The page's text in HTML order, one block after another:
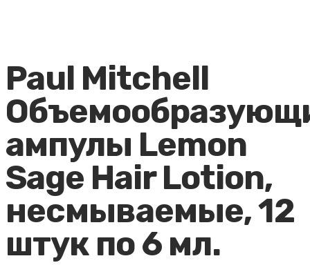
Paul Mitchell
ампулы Lemon
Sage Hair Lotion,
несмываемые, 12
штук по 6 мл.